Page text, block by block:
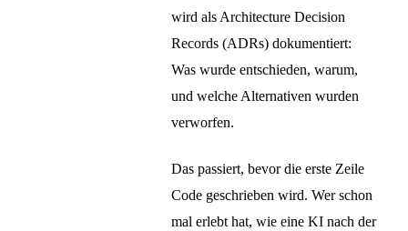
wird als Architecture Decision
Records (ADRs) dokumentiert:
Was wurde entschieden, warum,
und welche Alternativen wurden
verworfen.
Das passiert, bevor die erste Zeile
Code geschrieben wird. Wer schon
mal erlebt hat, wie eine KI nach der